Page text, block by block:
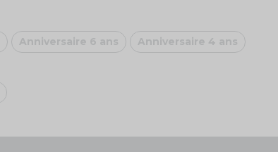
Anniversaire 6 ans
Anniversaire 4 ans